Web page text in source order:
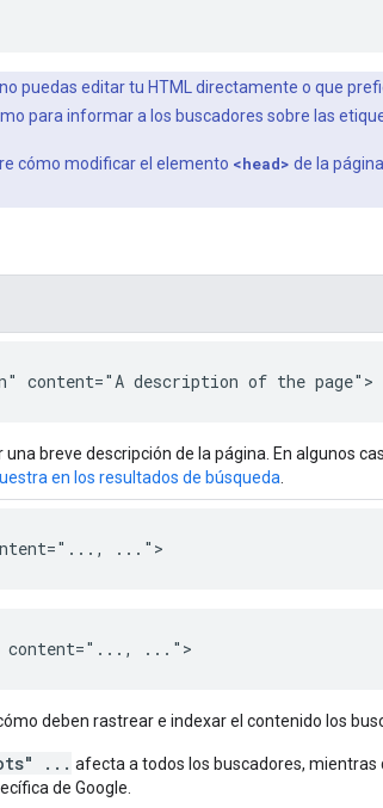
puedas editar tu HTML directamente o que
para informar a los buscadores sobre las
cómo modificar el elemento <head> de la
content="A description of the page">
breve descripción de la página. En algunos
en los resultados de búsqueda
...">
content="..., ...">
deben rastrear e indexar el contenido los
... afecta a todos los buscadores, mientras
de Google.